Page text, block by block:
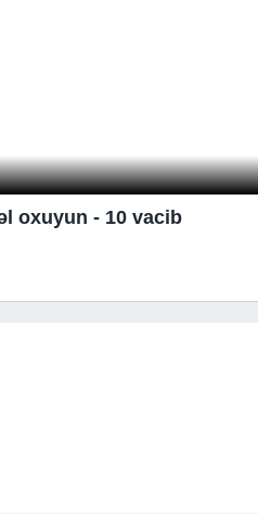
oxuyun - 10 vacib